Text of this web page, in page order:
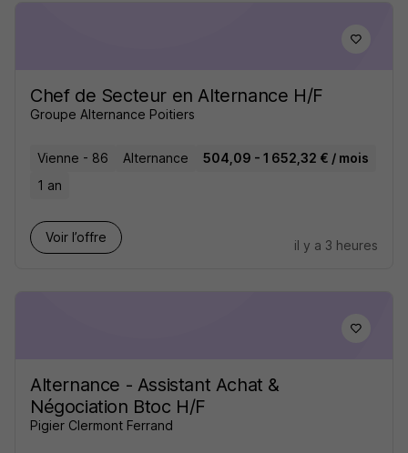
Chef de Secteur en Alternance H/F
Groupe Alternance Poitiers
Vienne - 86 Alternance
504,09 - 1 652,32 € / mois
1 an
Voir l’offre
il y a 3 heures
Alternance - Assistant Achat &
Négociation Btoc H/F
Pigier Clermont Ferrand